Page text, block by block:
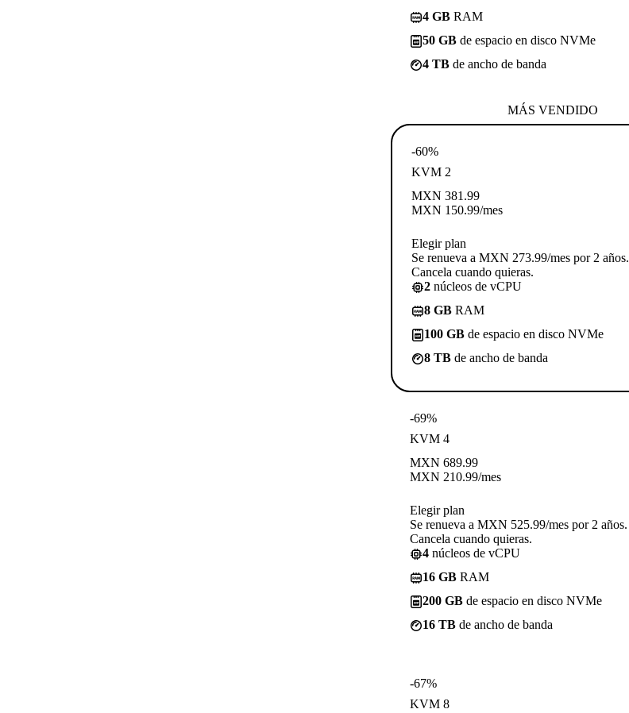
4 GB RAM
50 GB de espacio en disco NVMe
4 TB de ancho de banda
MÁS VENDIDO
-60%
KVM 2
MXN 381.99
MXN 150.99/mes
Elegir plan
Se renueva a MXN 273.99/mes por 2 años.
Cancela cuando quieras.
2 núcleos de vCPU
8 GB RAM
100 GB de espacio en disco NVMe
8 TB de ancho de banda
-69%
KVM 4
MXN 689.99
MXN 210.99/mes
Elegir plan
Se renueva a MXN 525.99/mes por 2 años.
Cancela cuando quieras.
4 núcleos de vCPU
16 GB RAM
200 GB de espacio en disco NVMe
16 TB de ancho de banda
-67%
KVM 8